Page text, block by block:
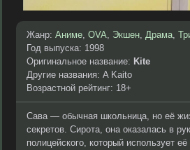
Жанр: Аниме, OVA, Экшен, Драма,
Год выпуска: 1998
Оригинальное название: Kite
Другие названия: A Kaito
Возрастной рейтинг: 18+
Сава — обычная школьница, но её
секретов. Сирота, она оказалась в
полицейского, который использует